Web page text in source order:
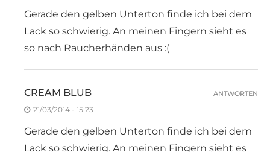
Gerade den gelben Unterton finde ich bei dem
Lack so schwierig. An meinen Fingern sieht es
so nach Raucherhänden aus :(
CREAM BLUB
21/03/2014 - 15:23
Gerade den gelben Unterton finde ich bei dem
Lack so schwierig. An meinen Fingern sieht es
ANTWORTEN